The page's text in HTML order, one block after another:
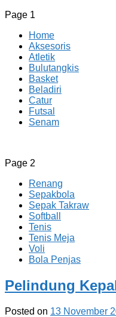
Page 1
Home
Aksesoris
Atletik
Bulutangkis
Basket
Beladiri
Catur
Futsal
Senam
CV JAYA BERSAMA Co Id
Menyediakan Semua
Page 2
Renang
Sepakbola
Sepak Takraw
Softball
Tenis
Tenis Meja
Voli
Bola Penjas
Pelindung
Posted on 13 November